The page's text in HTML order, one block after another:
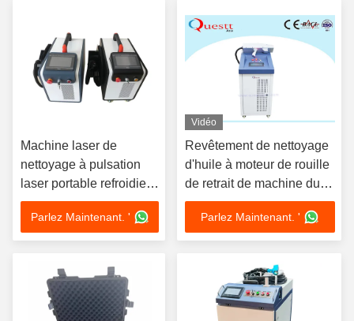
Machine laser de
nettoyage à pulsation
laser portable refroidie à
l'air pour nettoyer les
surfaces métalliques et
éliminer la peinture du
Parlez Maintenant. '
Vidéo
Revêtement de nettoyage
d'huile à moteur de rouille
de retrait de machine du
laser 100W de
refroidissement à l'air
Parlez Maintenant. '